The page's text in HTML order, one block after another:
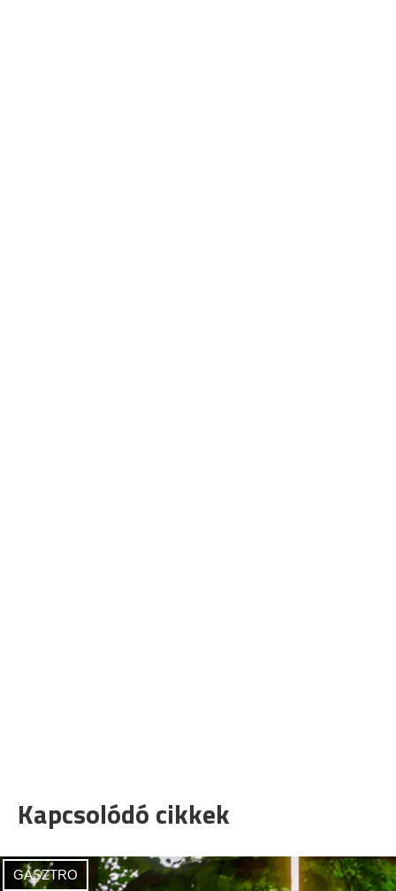
Kapcsolódó cikkek
GASZTRO